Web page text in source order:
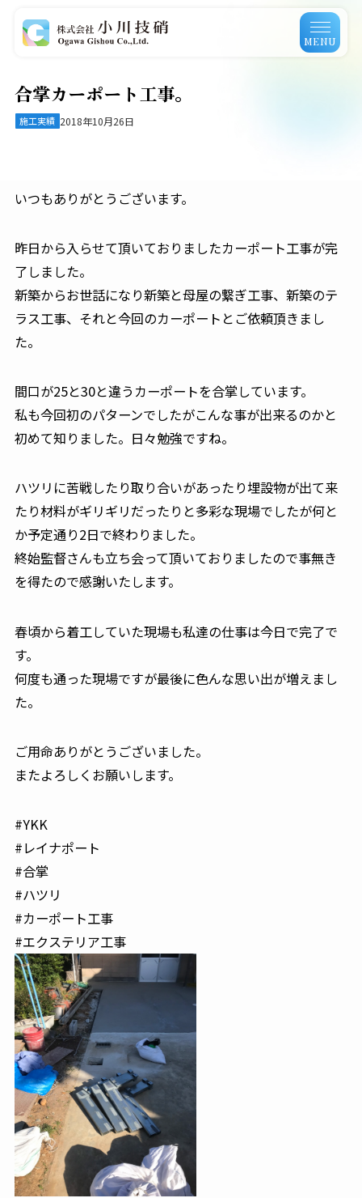
MENU
合掌カーポート工事。
施工実績 2018年10月26日
いつもありがとうございます。
昨日から入らせて頂いておりましたカーポート工事が完
了しました。
新築からお世話になり新築と母屋の繋ぎ工事、新築のテ
ラス工事、それと今回のカーポートとご依頼頂きまし
た。
間口が25と30と違うカーポートを合掌しています。
私も今回初のパターンでしたがこんな事が出来るのかと
初めて知りました。日々勉強ですね。
ハツリに苦戦したり取り合いがあったり埋設物が出て来
たり材料がギリギリだったりと多彩な現場でしたが何と
か予定通り2日で終わりました。
終始監督さんも立ち会って頂いておりましたので事無き
を得たので感謝いたします。
春頃から着工していた現場も私達の仕事は今日で完了で
す。
何度も通った現場ですが最後に色んな思い出が増えまし
た。
ご用命ありがとうございました。
またよろしくお願いします。
#YKK
#レイナポート
#合掌
#ハツリ
#カーポート工事
#エクステリア工事